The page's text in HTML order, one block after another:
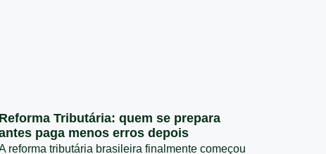
Reforma Tributária: quem se prepara
paga menos erros depois
reforma tributária brasileira finalmente começou